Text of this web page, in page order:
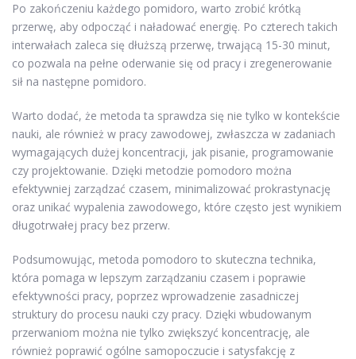
Po zakończeniu każdego pomidoro, warto zrobić krótką
przerwę, aby odpocząć i naładować energię. Po czterech takich
interwałach zaleca się dłuższą przerwę, trwającą 15-30 minut,
co pozwala na pełne oderwanie się od pracy i zregenerowanie
sił na następne pomidoro.
Warto dodać, że metoda ta sprawdza się nie tylko w kontekście
nauki, ale również w pracy zawodowej, zwłaszcza w zadaniach
wymagających dużej koncentracji, jak pisanie, programowanie
czy projektowanie. Dzięki metodzie pomodoro można
efektywniej zarządzać czasem, minimalizować prokrastynację
oraz unikać wypalenia zawodowego, które często jest wynikiem
długotrwałej pracy bez przerw.
Podsumowując, metoda pomodoro to skuteczna technika,
która pomaga w lepszym zarządzaniu czasem i poprawie
efektywności pracy, poprzez wprowadzenie zasadniczej
struktury do procesu nauki czy pracy. Dzięki wbudowanym
przerwaniom można nie tylko zwiększyć koncentrację, ale
również poprawić ogólne samopoczucie i satysfakcję z